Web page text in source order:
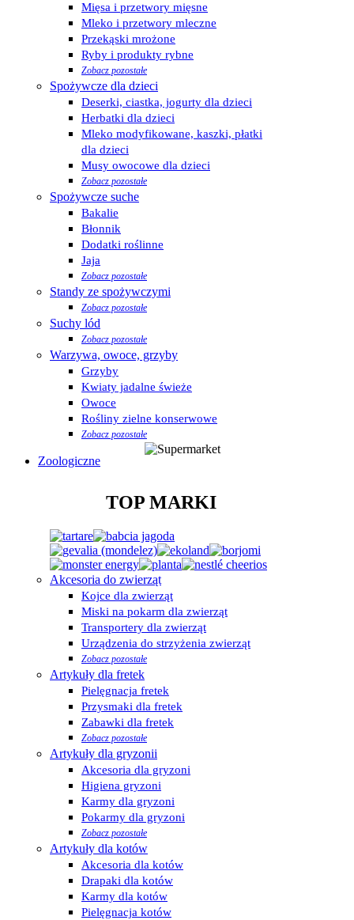
Mięsa i przetwory mięsne
Mleko i przetwory mleczne
Przekąski mrożone
Ryby i produkty rybne
Zobacz pozostałe
Spożywcze dla dzieci
Deserki, ciastka, jogurty dla dzieci
Herbatki dla dzieci
Mleko modyfikowane, kaszki, płatki
dla dzieci
Musy owocowe dla dzieci
Zobacz pozostałe
Spożywcze suche
Bakalie
Błonnik
Dodatki roślinne
Jaja
Zobacz pozostałe
Standy ze spożywczymi
Zobacz pozostałe
Suchy lód
Zobacz pozostałe
Warzywa, owoce, grzyby
Grzyby
Kwiaty jadalne świeże
Owoce
Rośliny zielne konserwowe
Zobacz pozostałe
Zoologiczne
TOP MARKI
Akcesoria do zwierząt
Kojce dla zwierząt
Miski na pokarm dla zwierząt
Transportery dla zwierząt
Urządzenia do strzyżenia zwierząt
Zobacz pozostałe
Artykuły dla fretek
Pielęgnacja fretek
Przysmaki dla fretek
Zabawki dla fretek
Zobacz pozostałe
Artykuły dla gryzonii
Akcesoria dla gryzoni
Higiena gryzoni
Karmy dla gryzoni
Pokarmy dla gryzoni
Zobacz pozostałe
Artykuły dla kotów
Akcesoria dla kotów
Drapaki dla kotów
Karmy dla kotów
Pielęgnacja kotów